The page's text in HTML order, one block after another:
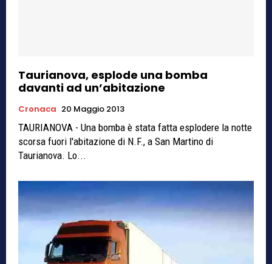
Taurianova, esplode una bomba
davanti ad un’abitazione
Cronaca 20 Maggio 2013
TAURIANOVA - Una bomba è stata fatta esplodere la notte
scorsa fuori l'abitazione di N.F., a San Martino di
Taurianova. Lo...